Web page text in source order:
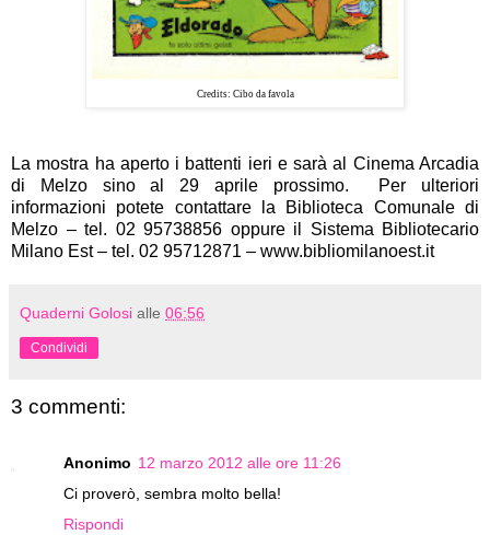
Credits: Cibo da favola
La mostra ha aperto i battenti ieri e sarà al Cinema Arcadia
di Melzo sino al 29 aprile prossimo.
Per ulteriori
informazioni potete contattare la Biblioteca Comunale di
Melzo – tel. 02 95738856 oppure il Sistema Bibliotecario
Milano Est – tel. 02 95712871 – www.bibliomilanoest.it
Quaderni Golosi alle 06:56
Condividi
3 commenti:
Anonimo 12 marzo 2012 alle ore 11:26
Ci proverò, sembra molto bella!
Rispondi